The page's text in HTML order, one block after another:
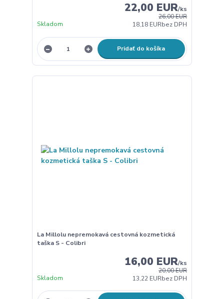
26,00 EUR
22,00 EUR/ks
18,18 EURbez DPH
Skladom
Pridať do košíka
La Millolu nepremokavá cestovná kozmetická
taška S - Colibri
20,00 EUR
16,00 EUR/ks
13,22 EURbez DPH
Skladom